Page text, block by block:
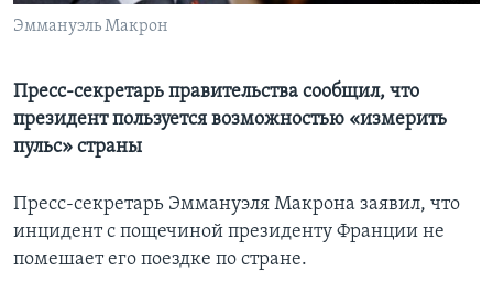
Эммануэль Макрон
Пресс-секретарь правительства сообщил, что
президент пользуется возможностью «измерить
пульс» страны
Пресс-секретарь Эммануэля Макрона заявил, что
инцидент с пощечиной президенту Франции не
помешает его поездке по стране.